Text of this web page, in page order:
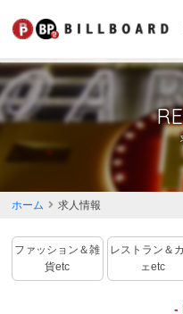
ホーム 求人情報
ファッション＆雑
貨etc
レストラン＆
ェetc
-